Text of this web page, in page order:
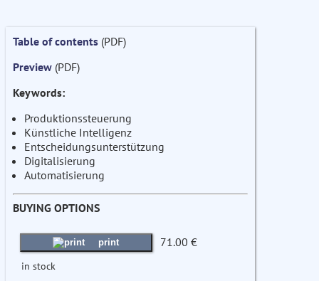
Table of contents (PDF)
Preview (PDF)
Keywords:
Produktionssteuerung
Künstliche Intelligenz
Entscheidungsunterstützung
Digitalisierung
Automatisierung
BUYING OPTIONS
print 71.00 €
in stock